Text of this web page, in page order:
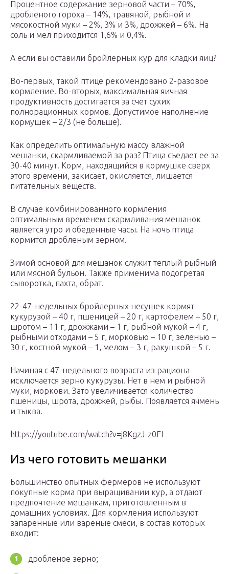
Процентное содержание зерновой части – 70%,
дробленого гороха – 14%, травяной, рыбной и
мясокостной муки – 2%, 3% и 3%, дрожжей – 6%. На
соль и мел приходится 1,6% и 0,4%.
А если вы оставили бройлерных кур для кладки яиц?
Во-первых, такой птице рекомендовано 2-разовое
кормление. Во-вторых, максимальная яичная
продуктивность достигается за счет сухих
полнорационных кормов. Допустимое наполнение
кормушек – 2/3 (не больше).
Как определить оптимальную массу влажной
мешанки, скармливаемой за раз? Птица съедает ее за
30-40 минут. Корм, находящийся в кормушке сверх
этого времени, закисает, окисляется, лишается
питательных веществ.
В случае комбинированного кормления
оптимальным временем скармливания мешанок
является утро и обеденные часы. На ночь птица
кормится дробленым зерном.
Зимой основой для мешанок служит теплый рыбный
или мясной бульон. Также применима подогретая
сыворотка, пахта, обрат.
22-47-недельных бройлерных несушек кормят
кукурузой – 40 г, пшеницей – 20 г, картофелем – 50 г,
шротом – 11 г, дрожжами – 1 г, рыбной мукой – 4 г,
рыбными отходами – 5 г, морковью – 10 г, зеленью –
30 г, костной мукой – 1, мелом – 3 г, ракушкой – 5 г.
Начиная с 47-недельного возраста из рациона
исключается зерно кукурузы. Нет в нем и рыбной
муки, моркови. Зато увеличивается количество
пшеницы, шрота, дрожжей, рыбы. Появляется ячмень
и тыква.
https://youtube.com/watch?v=j8KgzJ-z0FI
Из чего готовить мешанки
Большинство опытных фермеров не используют
покупные корма при выращивании кур, а отдают
предпочтение мешанкам, приготовленным в
домашних условиях. Для кормления используют
запаренные или вареные смеси, в состав которых
входит:
дробленое зерно;